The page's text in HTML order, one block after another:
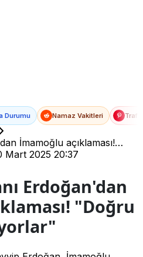
Durumu Namaz Vakitleri
İmamoğlu açıklaması!
Mart 2025 20:37
Erdoğan'dan
"Doğru